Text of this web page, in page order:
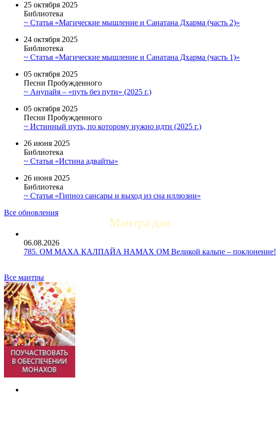
25 октября 2025
Библиотека
~ Статья «Магические мышление и Санатана Дхарма (часть 2)»
24 октября 2025
Библиотека
~ Статья «Магические мышление и Санатана Дхарма (часть 1)»
05 октября 2025
Песни Пробужденного
~ Анупайя – «путь без пути» (2025 г.)
05 октября 2025
Песни Пробужденного
~ Истинный путь, по которому нужно идти (2025 г.)
26 июня 2025
Библиотека
~ Статья «Истина адвайты»
26 июня 2025
Библиотека
~ Статья «Гипноз сансары и выход из сна иллюзии»
Все обновления
Мантра дня
06.08.2026
785. ОМ МАХА КАЛПАЙА НАМАХ ОМ Великой кальпе – поклонение!
Все мантры